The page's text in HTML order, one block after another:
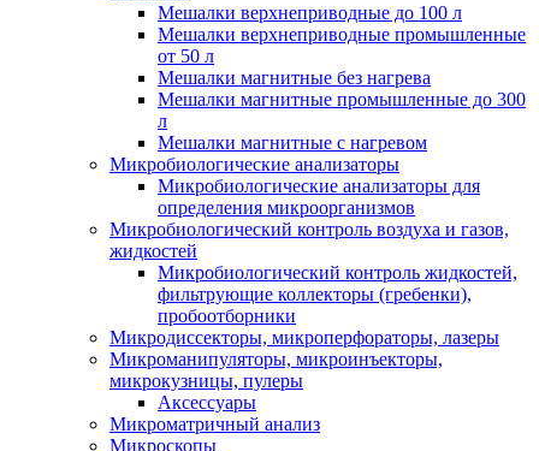
Мешалки верхнеприводные до 100 л
Мешалки верхнеприводные промышленные
от 50 л
Мешалки магнитные без нагрева
Мешалки магнитные промышленные до 300
л
Мешалки магнитные с нагревом
Микробиологические анализаторы
Микробиологические анализаторы для
определения микроорганизмов
Микробиологический контроль воздуха и газов,
жидкостей
Микробиологический контроль жидкостей,
фильтрующие коллекторы (гребенки),
пробоотборники
Микродиссекторы, микроперфораторы, лазеры
Микроманипуляторы, микроинъекторы,
микрокузницы, пулеры
Аксессуары
Микроматричный анализ
Микроскопы